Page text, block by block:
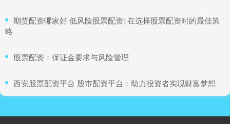
​期货配资哪家好 低风险股票配资: 在选择股票配资时的最佳策
略
​股票配资：保证金要求与风险管理
​西安股票配资平台 股市配资平台：助力投资者实现财富梦想